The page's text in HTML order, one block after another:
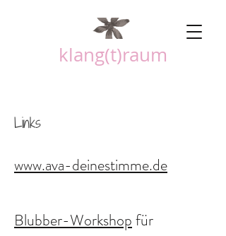
klang(t)raum
Links
www.ava-deinestimme.de
Blubber-Workshopfür